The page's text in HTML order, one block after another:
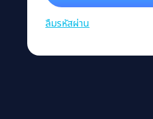
ลืมรหัสผ่าน